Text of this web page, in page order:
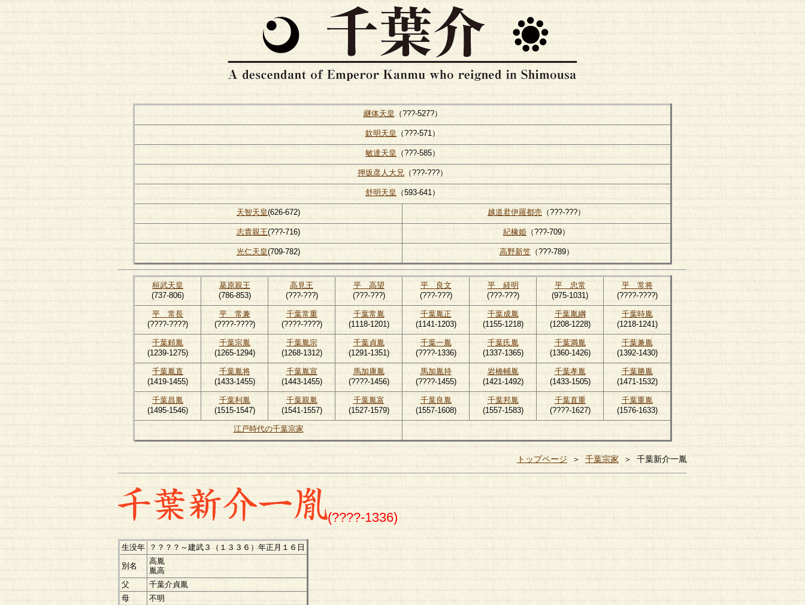
継体天皇 （???-527?）
欽明天皇 （???-571）
敏達天皇 （???-585）
押坂彦人大兄 （???-???）
舒明天皇 （593-641）
天智天皇(626-672) 越道君伊羅都売 （???-???）
志貴親王(???-716) 紀橡姫 （???-709）
光仁天皇(709-782) 高野新笠（???-789）
桓武天皇
(737-806)
葛原親王
(786-853)
高見王
(???-???)
平 高望
(???-???)
平 良文
(???-???)
平 経明
(???-???)
平 忠常
(975-1031)
平 常将
(????-????)
平 常長
(????-????)
平 常兼
(????-????)
千葉常重
(????-????)
千葉常胤
(1118-1201)
千葉胤正
(1141-1203)
千葉成胤
(1155-1218)
千葉胤綱
(1208-1228)
千葉時胤
(1218-1241)
千葉頼胤
(1239-1275)
千葉宗胤
(1265-1294)
千葉胤宗
(1268-1312)
千葉貞胤
(1291-1351)
千葉一胤
(????-1336)
千葉氏胤
(1337-1365)
千葉満胤
(1360-1426)
千葉兼胤
(1392-1430)
千葉胤直
(1419-1455)
千葉胤将
(1433-1455)
千葉胤宣
(1443-1455)
馬加康胤
(????-1456)
馬加胤持
(????-1455)
岩橋輔胤
(1421-1492)
千葉孝胤
(1433-1505)
千葉勝胤
(1471-1532)
千葉昌胤
(1495-1546)
千葉利胤
(1515-1547)
千葉親胤
(1541-1557)
千葉胤富
(1527-1579)
千葉良胤
(1557-1608)
千葉邦胤
(1557-1583)
千葉直重
(????-1627)
千葉重胤
(1576-1633)
江戸時代の千葉宗家
トップページ ＞ 千葉宗家 ＞ 千葉新介一胤
(????-1336)
生没年 ？？？？～建武３（１３３６）年正月１６日
別名
高胤
胤高
父
千葉介貞胤
母
不明